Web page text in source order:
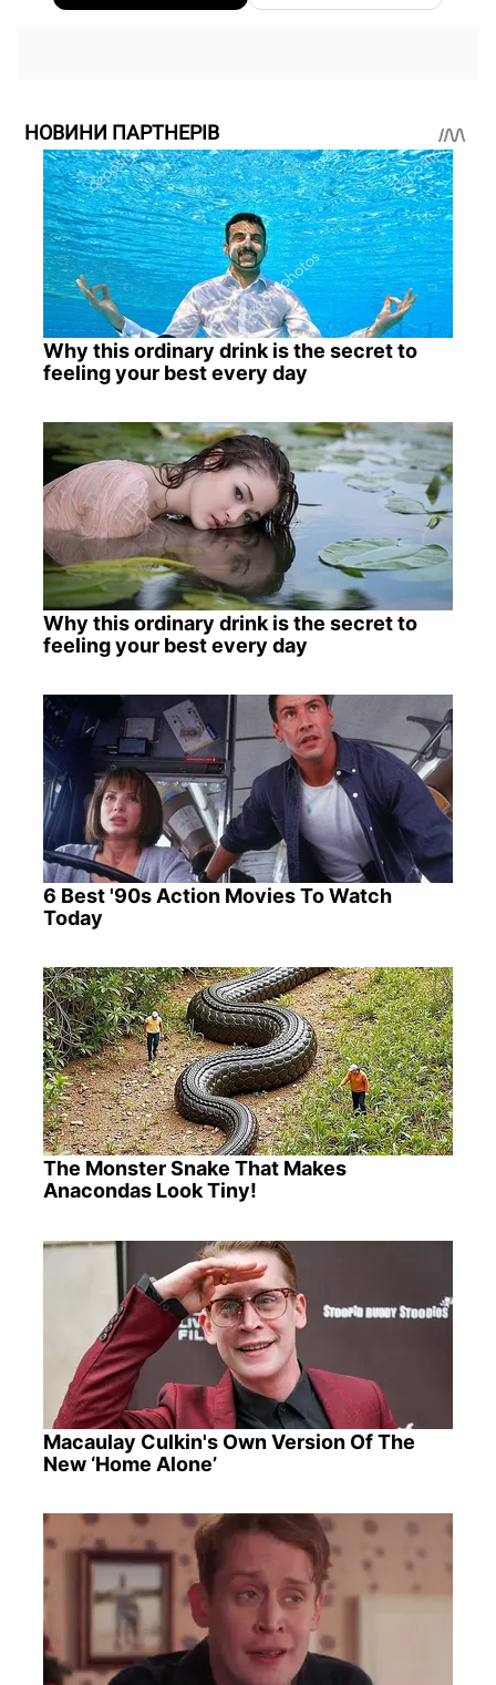
НОВИНИ ПАРТНЕРІВ
Why this ordinary drink is the secret to
feeling your best every day
Why this ordinary drink is the secret to
feeling your best every day
6 Best '90s Action Movies To Watch
Today
The Monster Snake That Makes
Anacondas Look Tiny!
Macaulay Culkin's Own Version Of The
New ‘Home Alone’